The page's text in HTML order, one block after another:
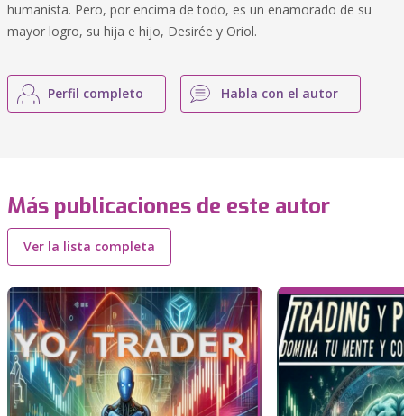
humanista. Pero, por encima de todo, es un enamorado de su
mayor logro, su hija e hijo, Desirée y Oriol.
Perfil completo Habla con el autor
Más publicaciones de este autor
Ver la lista completa